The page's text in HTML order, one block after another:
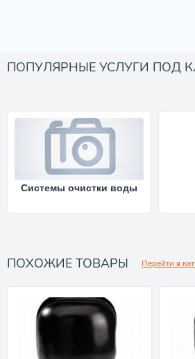
ПОПУЛЯРНЫЕ УСЛУГИ ПОД
Системы очистки воды
ПОХОЖИЕ ТОВАРЫ Перейти в